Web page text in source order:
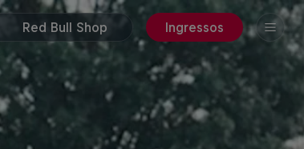
Red Bull Shop Ingressos